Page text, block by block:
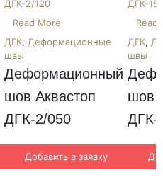
Read More
ДГК, Деформационные
швы
Деформационный
шов Аквастоп
ДГК-2/050
Добавить в заявку
Read
ДГК,
швы
шов
ДГК-